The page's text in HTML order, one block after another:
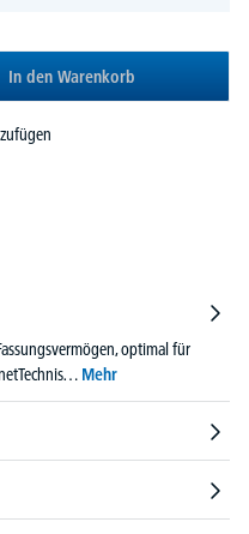
In den Warenkorb
optimal für
Mehr